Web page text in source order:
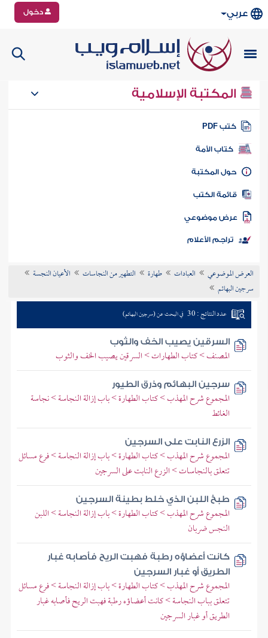
عربي دخول
المكتبة الإسلامية
كتب PDF
كتاب الأمة
المكتبة
الكتب
موضوعي
تراجم الأعلام
العرض الموضوعي العبادات طهارة التطهير من النجاسات
الأعيان النجسة
سرجين البهائم
عدد النتائج : 30 في البحث عن (سرجين البهائم)
السرقين يصيب الخف والثوب
المصنف > كتاب الطهارات > السرقين يصيب الخف والثوب
سرجين البهائم وذرق الطيور
المجموع شرح المهذب > كتاب الطهارة > باب إزالة النجاسة > نجاسة
الغائط
الزرع النابت على السرجين
المجموع شرح المهذب > كتاب الطهارة > باب إزالة النجاسة > فرع مسائل
تتعلق بالنجاسات > الزرع النابت على السرجين
طبخ اللبن الذي خلط بطينة السرجين
المجموع شرح المهذب > كتاب الطهارة > باب إزالة النجاسة > اللبن
النجس ضربان
كانت أعضاؤه رطبة فهبت الريح فأصابه غبار
الطريق أو غبار السرجين
المجموع شرح المهذب > كتاب الطهارة > باب إزالة النجاسة > فرع مسائل
تتعلق بباب النجاسة > كانت أعضاؤه رطبة فهبت الريح فأصابه غبار
الطريق أو غبار السرجين